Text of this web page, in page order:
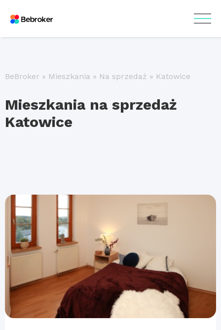
BeBroker » Mieszkania » Na sprzedaż » Katowice
Mieszkania na sprzedaż
Katowice